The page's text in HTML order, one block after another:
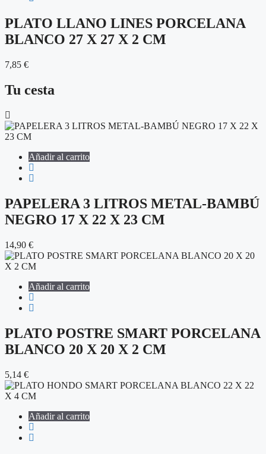
PLATO LLANO LINES PORCELANA
BLANCO 27 X 27 X 2 CM
7,85 €
Tu cesta
Añadir al carrito
PAPELERA 3 LITROS METAL-BAMBÚ
NEGRO 17 X 22 X 23 CM
14,90 €
Añadir al carrito
PLATO POSTRE SMART PORCELANA
BLANCO 20 X 20 X 2 CM
5,14 €
Añadir al carrito